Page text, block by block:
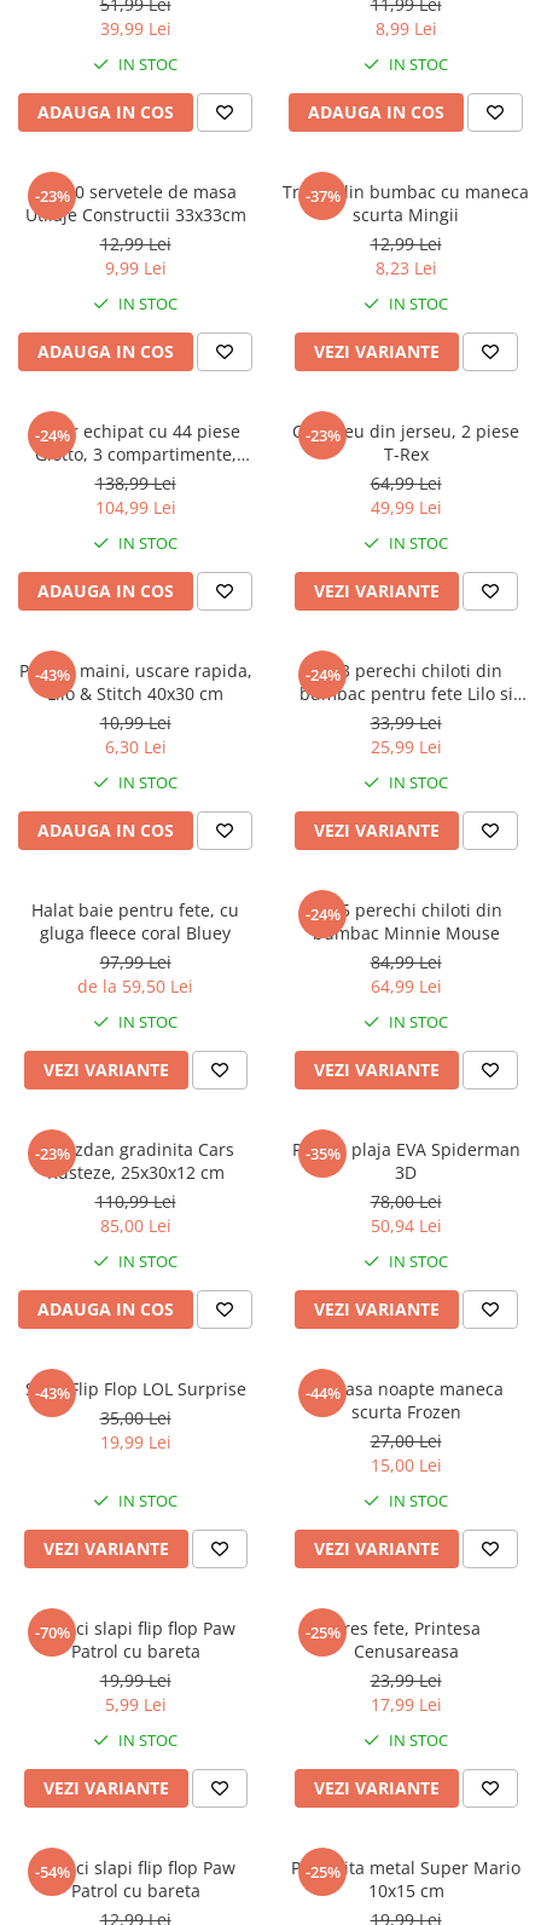
Cry Babies
Wonder Woman
The Grinch
FLAMINGO
Incaltaminte fete
Ghete si cizme fete
Pantofi fete
Pantofi sport fete
Sandale fete
39,99 Lei
IN STOC
ADAUGA IN COS
8,99 Lei
IN STOC
ADAUGA IN COS
-23%
Set 20 servetele de masa
Utilaje Constructii 33x33cm
12,99 Lei
9,99 Lei
IN STOC
ADAUGA IN COS
-37%
Tricou din bumbac cu maneca
scurta Mingii
12,99 Lei
8,23 Lei
IN STOC
VEZI VARIANTE
-24%
Penar echipat cu 44 piese
Giotto, 3 compartimente,
Hello Kitty
138,99 Lei
104,99 Lei
IN STOC
ADAUGA IN COS
-23%
Compleu din jerseu, 2 piese
T-Rex
64,99 Lei
49,99 Lei
IN STOC
VEZI VARIANTE
-43%
Prosop maini, uscare rapida,
Lilo & Stitch 40x30 cm
10,99 Lei
6,30 Lei
IN STOC
ADAUGA IN COS
-24%
Set 3 perechi chiloti din
bumbac pentru fete Lilo si
Stitch
33,99 Lei
25,99 Lei
IN STOC
VEZI VARIANTE
Halat baie pentru fete, cu
gluga fleece coral Bluey
97,99 Lei
de la 59,50 Lei
IN STOC
VEZI VARIANTE
-24%
Set 5 perechi chiloti din
bumbac Minnie Mouse
84,99 Lei
64,99 Lei
IN STOC
VEZI VARIANTE
-23%
Ghiozdan gradinita Cars
Rusteze, 25x30x12 cm
110,99 Lei
85,00 Lei
IN STOC
ADAUGA IN COS
-35%
Papuci plaja EVA Spiderman
3D
78,00 Lei
50,94 Lei
IN STOC
VEZI VARIANTE
-43%
Slapi Flip Flop LOL Surprise
35,00 Lei
19,99 Lei
IN STOC
VEZI VARIANTE
-44%
Camasa noapte maneca
scurta Frozen
27,00 Lei
15,00 Lei
IN STOC
VEZI VARIANTE
-70%
Papuci slapi flip flop Paw
Patrol cu bareta
19,99 Lei
5,99 Lei
IN STOC
VEZI VARIANTE
-25%Dres fete, Printesa
Cenusareasa
23,99 Lei
17,99 Lei
IN STOC
VEZI VARIANTE
-54%
Papuci slapi flip flop Paw
Patrol cu bareta
12,99 Lei
-25%
Pusculita metal Super Mario
10x15 cm
19,99 Lei